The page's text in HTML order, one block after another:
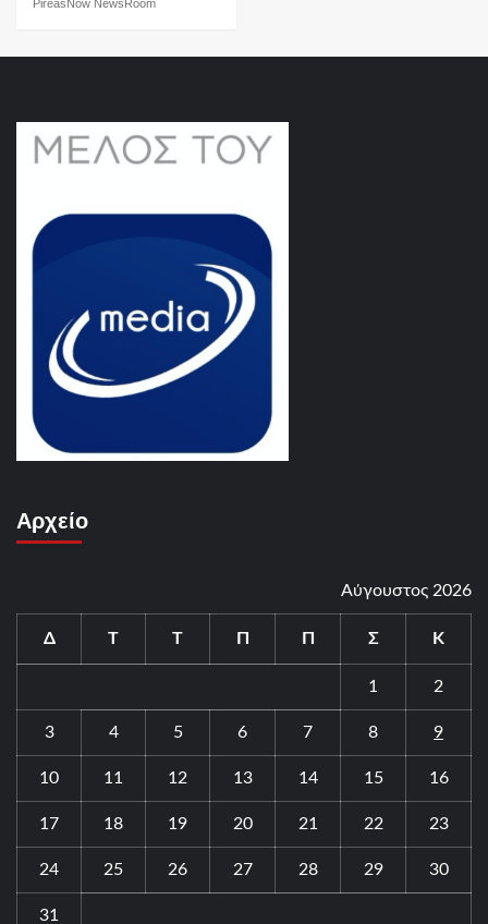
PireasNow NewsRoom
Αρχείο
Αύγουστος 2026
Δ Τ Τ Π Π Σ Κ
1 2
3 4 5 6 7 8 9
10 11 12 13 14 15 16
17 18 19 20 21 22 23
24 25 26 27 28 29 30
31